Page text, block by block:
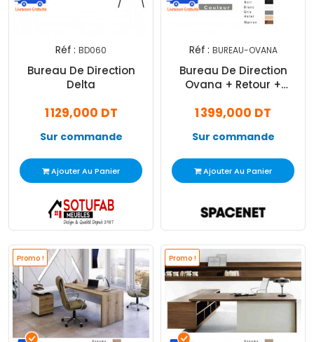
Réf : BD060
Bureau De Direction
Delta
1 129,000 DT
Sur commande
Ajouter Au Panier
Réf : BUREAU-OVANA
Bureau De Direction
Ovana + Retour +
1 399,000 DT
Sur commande
Ajouter Au Panier
Promo ! Promo !